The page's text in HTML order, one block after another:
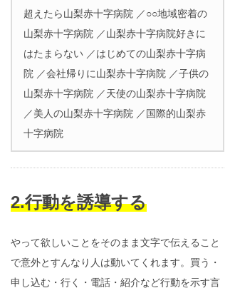
超えたら山梨赤十字病院 ／○○地域密着の
山梨赤十字病院 ／山梨赤十字病院好きに
はたまらない ／はじめての山梨赤十字病
院 ／会社帰りに山梨赤十字病院 ／子供の
山梨赤十字病院 ／天使の山梨赤十字病院
／美人の山梨赤十字病院 ／国際的山梨赤
十字病院
2.行動を誘導する
やって欲しいことをそのまま文字で伝えること
で意外とすんなり人は動いてくれます。買う・
申し込む・行く・電話・紹介など行動を示す言